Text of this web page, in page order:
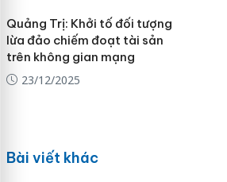
Quảng Trị: Khởi tố đối tượng
lừa đảo chiếm đoạt tài sản
trên không gian mạng
23/12/2025
Bài viết khác